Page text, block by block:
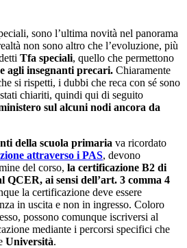
sono l’ultima novità nel panorama
non sono altro che l’evoluzione, più
Tfa speciali, quello che permettono
agli insegnanti precari. Chiaramente
si rispetti, i dubbi che reca con sé sono
chiariti, quindi qui di seguito
sul alcuni nodi ancora da
della scuola primaria va ricordato
attraverso i PAS, devono
del corso, la certificazione B2 di
QCER, ai sensi dell’art. 3 comma 4
la certificazione deve essere
in uscita e non in ingresso. Coloro
possono comunque iscriversi al
mediante i percorsi specifici che
Università.